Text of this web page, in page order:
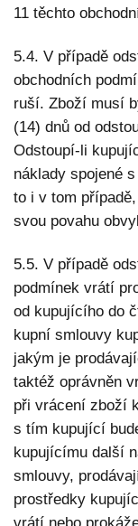
11 těchto
5.4. V případě
obchodních
ruší. Zboží musí
(14) dnů od
Odstoupí-li
náklady spojené
to i v tom
svou povahu
5.5. V případě
podmínek vrátí
od kupujícího do
kupní smlouvy
jakým je
taktéž oprávněn
při vrácení zboží
s tím kupující
kupujícímu další
smlouvy,
prostředky